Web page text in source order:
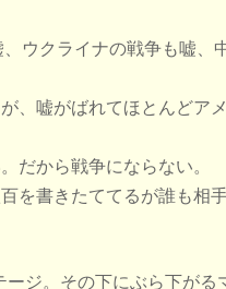
ウクライナの戦争も嘘、
、嘘がばれてほとんどア
だから戦争にならない。
を書きたててるが誰も相
ジ。その下にぶら下がる